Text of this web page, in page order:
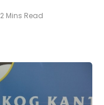
2 Mins Read